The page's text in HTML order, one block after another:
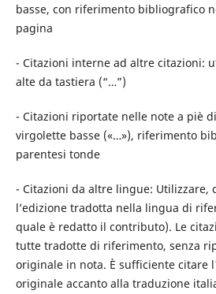
basse, con riferimento bibliografico
pagina
- Citazioni interne ad altre citazioni:
alte da tastiera (“…”)
- Citazioni riportate nelle note a piè
virgolette basse («…»), riferimento
parentesi tonde
- Citazioni da altre lingue: Utilizzare,
l’edizione tradotta nella lingua di
quale è redatto il contributo). Le
tutte tradotte di riferimento, senza
originale in nota. È sufficiente citare
originale accanto alla traduzione